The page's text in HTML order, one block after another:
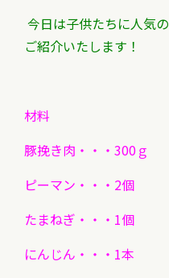
今日は子供たちに人気の
ご紹介いたします！
材料
豚挽き肉・・・300ｇ
ピーマン・・・2個
たまねぎ・・・1個
にんじん・・・1本